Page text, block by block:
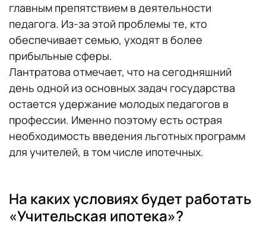
главным препятствием в деятельности
педагога. Из-за этой проблемы те, кто
обеспечивает семью, уходят в более
прибыльные сферы.
Лантратова отмечает, что на сегодняшний
день одной из основных задач государства
остается удержание молодых педагогов в
профессии. Именно поэтому есть острая
необходимость введения льготных программ
для учителей, в том числе ипотечных.
На каких условиях будет работать
«Учительская ипотека»?